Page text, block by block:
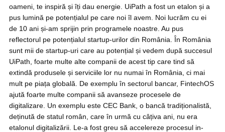
oameni, te inspiră și îți dau energie. UiPath a fost un etalon și a
pus lumină pe potențialul pe care noi îl avem. Noi lucrăm cu ei
de 10 ani și-am sprijin prin programele noastre. Au pus
reflectorul pe potențialul startup-urilor din România. În România
sunt mii de startup-uri care au potențial și vedem după succesul
UiPath, foarte multe alte companii de acest tip care tind să
extindă produsele și serviciile lor nu numai în România, ci mai
mult pe piața globală. De exemplu în sectorul bancar, FintechOS
ajută foarte multe companii să avanseze procesele de
digitalizare. Un exemplu este CEC Bank, o bancă tradiționalistă,
deținută de statul român, care în urmă cu câțiva ani, nu era
etalonul digitalizării. Le-a fost greu să accelereze procesul in-